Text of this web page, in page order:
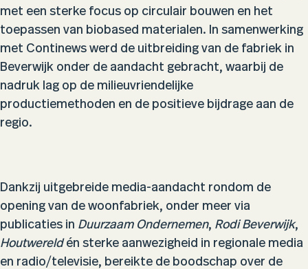
met een sterke focus op circulair bouwen en het
toepassen van biobased materialen. In samenwerking
met Continews werd de uitbreiding van de fabriek in
Beverwijk onder de aandacht gebracht, waarbij de
nadruk lag op de milieuvriendelijke
productiemethoden en de positieve bijdrage aan de
regio.
Dankzij uitgebreide media-aandacht rondom de
opening van de woonfabriek, onder meer via
publicaties in Duurzaam Ondernemen, Rodi Beverwijk,
Houtwereldén sterke aanwezigheid in regionale media
en radio/televisie, bereikte de boodschap over de